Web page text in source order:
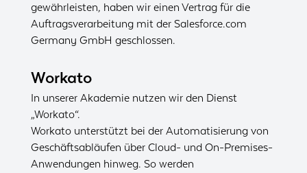
gewährleisten, haben wir einen Vertrag für die
Auftragsverarbeitung mit der Salesforce.com
Germany GmbH geschlossen.
Workato
In unserer Akademie nutzen wir den Dienst
„Workato“.
Workato unterstützt bei der Automatisierung von
Geschäftsabläufen über Cloud- und On-Premises-
Anwendungen hinweg. So werden